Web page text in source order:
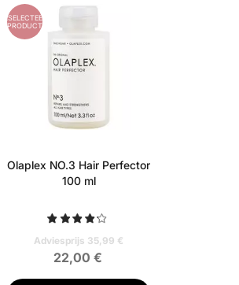
GESELECTEERD
PRODUCT
Olaplex NO.3 Hair Perfector
100 ml
Adviesprijs 35,99 €
22,00 €